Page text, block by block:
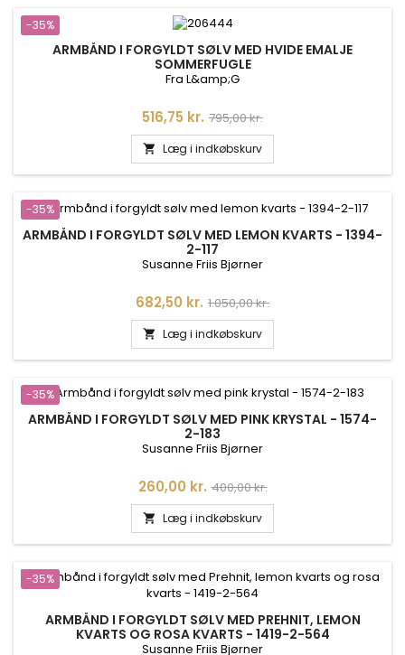
-35%
ARMBÅND I FORGYLDT SØLV MED HVIDE EMALJE
SOMMERFUGLE
Fra L&amp;G
Pris
516,75 kr. Normalpris
795,00 kr.
 Læg i indkøbskurv
-35%
ARMBÅND I FORGYLDT SØLV MED LEMON KVARTS - 1394-
2-117
Susanne Friis Bjørner
Pris
682,50 kr. Normalpris
1.050,00 kr.
 Læg i indkøbskurv
-35%
ARMBÅND I FORGYLDT SØLV MED PINK KRYSTAL - 1574-
2-183
Susanne Friis Bjørner
Pris
260,00 kr. Normalpris
400,00 kr.
 Læg i indkøbskurv
-35%
ARMBÅND I FORGYLDT SØLV MED PREHNIT, LEMON
KVARTS OG ROSA KVARTS - 1419-2-564
Susanne Friis Bjørner